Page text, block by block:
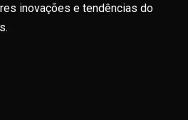
inovações e tendências do